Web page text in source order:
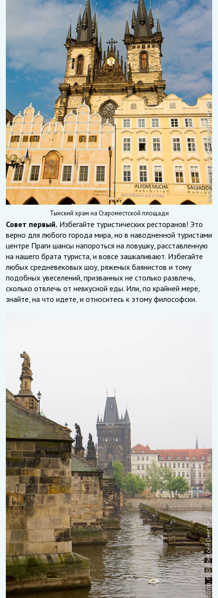
Тынский храм на Староместской площади
Совет первый. Избегайте туристических ресторанов! Это
верно для любого города мира, но в наводненной туристами
центре Праги шансы напороться на ловушку, расставленную
на нашего брата туриста, и вовсе зашкаливают. Избегайте
любых средневековых шоу, ряженых баянистов и тому
подобных увеселений, призванных не столько развлечь,
сколько отвлечь от невкусной еды. Или, по крайней мере,
знайте, на что идете, и относитесь к этому философски.